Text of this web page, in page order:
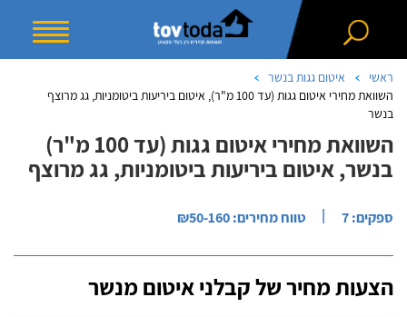
ראשי
איטום גגות בנשר
השוואת מחירי איטום גגות (עד 100 מ"ר), איטום ביריעות ביטומניות, גג מרוצף
בנשר
השוואת מחירי איטום גגות (עד 100 מ"ר)
בנשר, איטום ביריעות ביטומניות, גג מרוצף
ספקים: 7 | טווח מחירים: ₪50-160
הצעות מחיר של קבלני איטום מנשר